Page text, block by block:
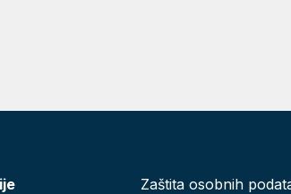
Zaštita osobnih